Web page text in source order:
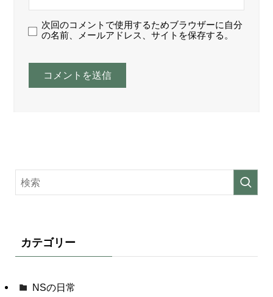
次回のコメントで使用するためブラウザーに自分
の名前、メールアドレス、サイトを保存する。
カテゴリー
NSの日常